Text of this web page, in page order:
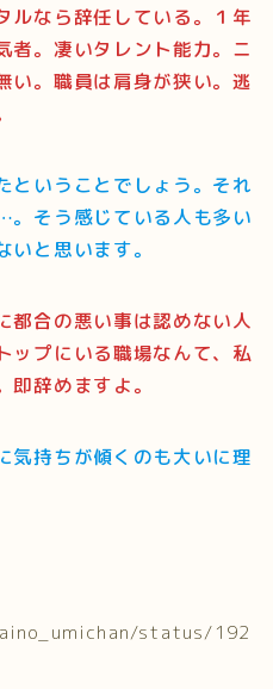
ルなら辞任している。１年
者。凄いタレント能力。ニ
い。職員は肩身が狭い。逃
ということでしょう。それ
そう感じている人も多い
と思います。
都合の悪い事は認めない人
ップにいる職場なんて、私
辞めますよ。
気持ちが傾くのも大いに理
status/192